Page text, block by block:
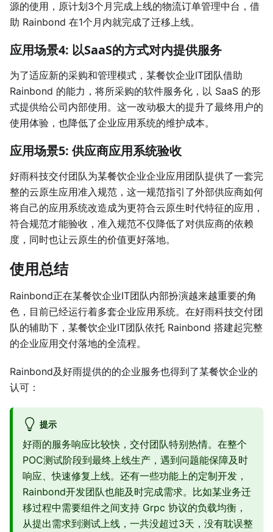
源的使用，原计划3个月完成上线的物流订单管理中台，借
助 Rainbond 在1个月内就完成了迁移上线。
应用场景4: 以SaaS的方式对内提供服务
为了适应新的采购和管理模式，某餐饮企业IT团队借助
Rainbond 的能力，将所采购的软件服务化，以 SaaS 的形
式提供给公司内部使用。这一改动极大的提升了最终用户的
使用体验，也降低了企业应用系统的维护成本。
应用场景5: 供应商应用系统验收
好雨科技交付团队为某餐饮企业企业应用团队提供了一套完
整的云原生应用准入规范，这一规范指引了外部供应商如何
将自己的应用系统改造成为更符合云原生时代特征的应用，
符合规范才能验收，准入规范不仅降低了对供应商的依赖
度，同时也让云原生的价值更好落地。
使用总结
Rainbond正在某餐饮企业IT团队内部扮演越来越重要的角
色，目前已经运行着多套企业应用系统。在好雨科技交付团
队的辅助下，某餐饮企业IT团队依托 Rainbond 搭建起完整
的企业应用交付落地的全流程。
Rainbond及好雨提供的的企业服务也得到了某餐饮企业的
认可：
提示
好雨的服务响应比较快，交付团队特别热情。在整个
POC测试阶段到最终上线生产，遇到问题能保障及时
响应、快速修复上线。还有一些功能上的定制开发，
Rainbond开发团队也能及时完成需求。比如某业务迁
移过程中需要组件之间支持 Grpc 协议的负载均衡，
从提出需求到测试上线，一共没超过3天，没有耽误整